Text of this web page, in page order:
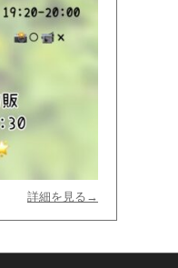
詳細を見る→